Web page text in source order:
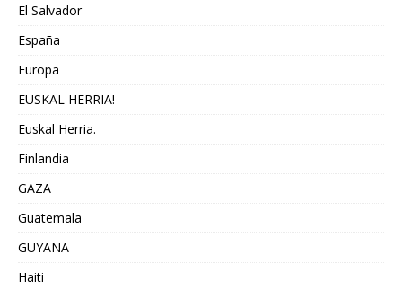
El Salvador
España
Europa
EUSKAL HERRIA!
Euskal Herria.
Finlandia
GAZA
Guatemala
GUYANA
Haiti